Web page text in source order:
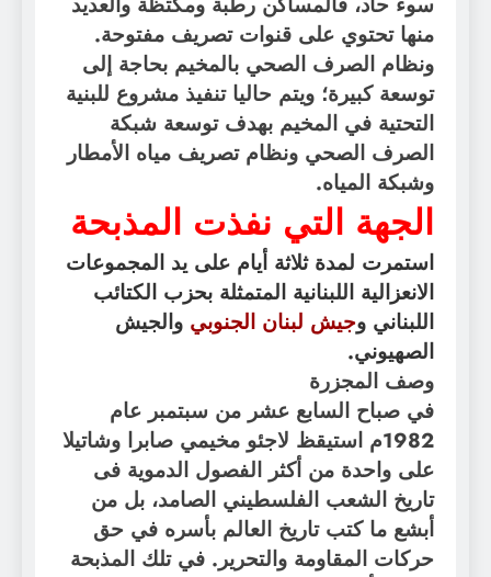
منها تحتوي على قنوات تصريف مفتوحة.
ونظام الصرف الصحي بالمخيم بحاجة إلى
توسعة كبيرة؛ ويتم حاليا تنفيذ مشروع للبنية
التحتية في المخيم بهدف توسعة شبكة
الصرف الصحي ونظام تصريف مياه الأمطار
وشبكة المياه.
الجهة التي نفذت المذبحة
استمرت لمدة ثلاثة أيام على يد المجموعات
الانعزالية اللبنانية المتمثلة بحزب الكتائب
اللبناني وجيش لبنان الجنوبي والجيش
الصهيوني.
وصف المجزرة
في صباح السابع عشر من سبتمبر عام
1982م استيقظ لاجئو مخيمي صابرا وشاتيلا
على واحدة من أكثر الفصول الدموية فى
تاريخ الشعب الفلسطيني الصامد، بل من
أبشع ما كتب تاريخ العالم بأسره في حق
حركات المقاومة والتحرير. في تلك المذبحة